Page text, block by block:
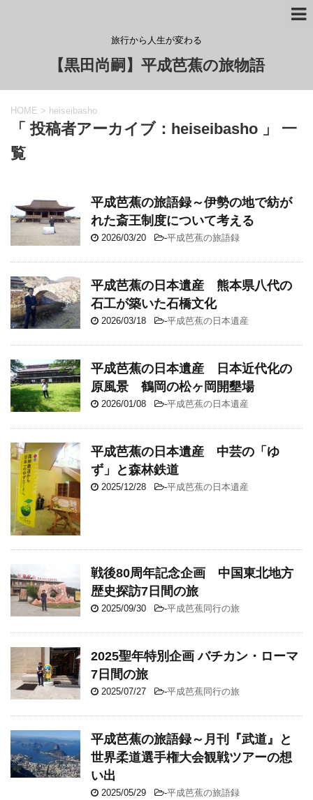
旅行から人生が変わる
【黒田尚嗣】平成芭蕉の旅物語
HOME > heiseibasho
「 投稿者アーカイブ：heiseibasho 」 一
覧
平成芭蕉の旅語録～伊勢の地で紡が
れた斎王制度について考える
2026/03/20 -平成芭蕉の旅語録
平成芭蕉の日本遺産 熊本県八代の
石工が築いた石橋文化
2026/03/18 -平成芭蕉の日本遺産
平成芭蕉の日本遺産 日本近代化の
原風景 鶴岡の松ヶ岡開墾場
2026/01/08 -平成芭蕉の日本遺産
平成芭蕉の日本遺産 中芸の「ゆ
ず」と森林鉄道
2025/12/28 -平成芭蕉の日本遺産
戦後80周年記念企画 中国東北地方
歴史探訪7日間の旅
2025/09/30 -平成芭蕉同行の旅
2025聖年特別企画 バチカン・ローマ
7日間の旅
2025/07/27 -平成芭蕉同行の旅
平成芭蕉の旅語録～月刊『武道』と
世界柔道選手権大会観戦ツアーの想
い出
2025/05/29 -平成芭蕉の旅語録